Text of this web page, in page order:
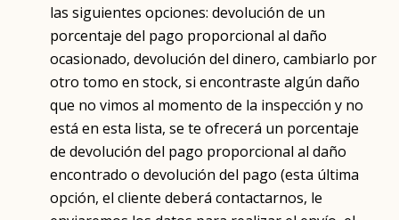
las siguientes opciones: devolución de un
porcentaje del pago proporcional al daño
ocasionado, devolución del dinero, cambiarlo por
otro tomo en stock, si encontraste algún daño
que no vimos al momento de la inspección y no
está en esta lista, se te ofrecerá un porcentaje
de devolución del pago proporcional al daño
encontrado o devolución del pago (esta última
opción, el cliente deberá contactarnos, le